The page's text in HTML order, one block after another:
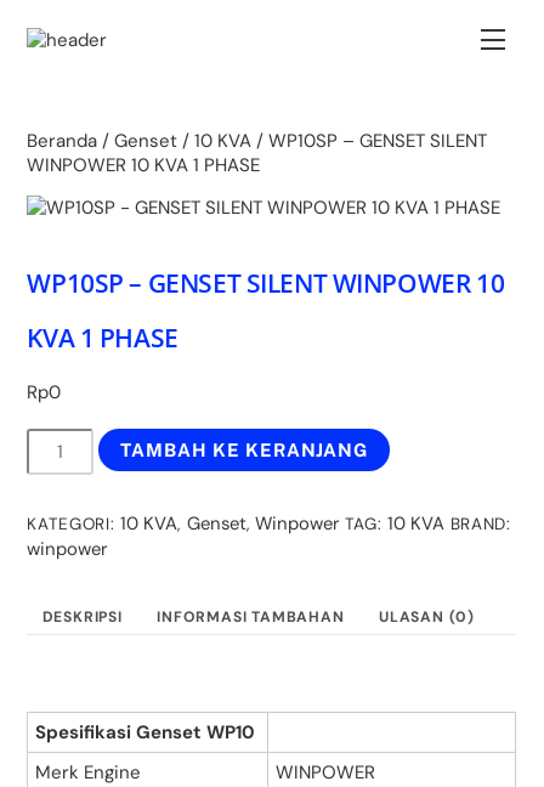
Beranda /Genset /10 KVA / WP10SP – GENSET SILENT
WINPOWER 10 KVA 1 PHASE
WP10SP – GENSET SILENT WINPOWER 10
KVA 1 PHASE
Rp0
Kuantitas
WP10SP
GENSET
SILENT
WINPOWER
KVA
TAMBAH KE KERANJANG
KATEGORI:10 KVA, Genset, Winpower TAG: 10 KVA BRAND:
winpower
DESKRIPSI INFORMASI TAMBAHAN ULASAN (0)
Spesifikasi Genset WP10
Merk Engine
WINPOWER